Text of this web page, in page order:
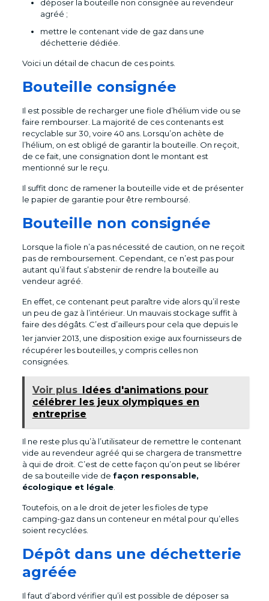
déposer la bouteille non consignée au revendeur
agréé ;
mettre le contenant vide de gaz dans une
déchetterie dédiée.
Voici un détail de chacun de ces points.
Bouteille consignée
Il est possible de recharger une fiole d’hélium vide ou se
faire rembourser. La majorité de ces contenants est
recyclable sur 30, voire 40 ans. Lorsqu’on achète de
l’hélium, on est obligé de garantir la bouteille. On reçoit,
de ce fait, une consignation dont le montant est
mentionné sur le reçu.
Il suffit donc de ramener la bouteille vide et de présenter
le papier de garantie pour être remboursé.
Bouteille non consignée
Lorsque la fiole n’a pas nécessité de caution, on ne reçoit
pas de remboursement. Cependant, ce n’est pas pour
autant qu’il faut s’abstenir de rendre la bouteille au
vendeur agréé.
En effet, ce contenant peut paraître vide alors qu’il reste
un peu de gaz à l’intérieur. Un mauvais stockage suffit à
faire des dégâts. C’est d’ailleurs pour cela que depuis le
1er janvier 2013, une disposition exige aux fournisseurs de
récupérer les bouteilles, y compris celles non
consignées.
Voir plus Idées d'animations pour
célébrer les jeux olympiques en
entreprise
Il ne reste plus qu’à l’utilisateur de remettre le contenant
vide au revendeur agréé qui se chargera de transmettre
à qui de droit. C’est de cette façon qu’on peut se libérer
de sa bouteille vide de façon responsable,
écologique et légale.
Toutefois, on a le droit de jeter les fioles de type
camping-gaz dans un conteneur en métal pour qu’elles
soient recyclées.
Dépôt dans une déchetterie
agréée
Il faut d’abord vérifier qu’il est possible de déposer sa